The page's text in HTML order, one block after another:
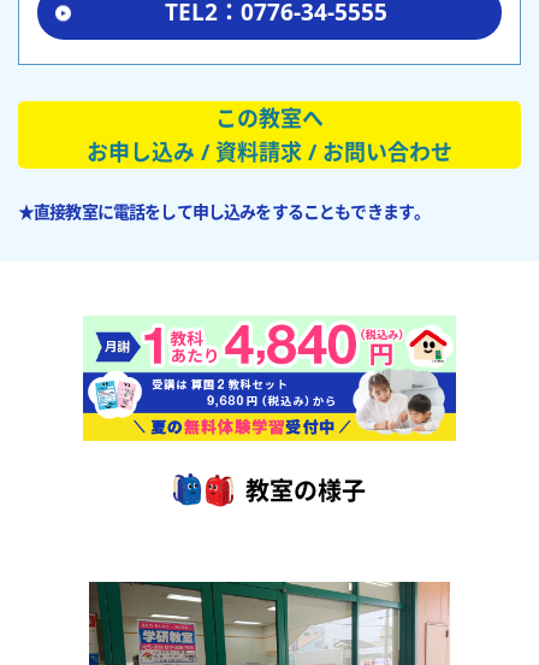
TEL2：0776-34-5555
この教室へ
お申し込み / 資料請求 / お問い合わせ
★直接教室に電話をして申し込みをすることもできます。
教室の様子